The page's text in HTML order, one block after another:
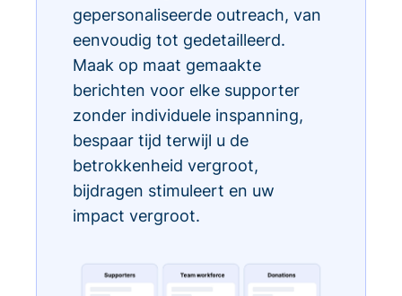
gepersonaliseerde outreach, van
eenvoudig tot gedetailleerd.
Maak op maat gemaakte
berichten voor elke supporter
zonder individuele inspanning,
bespaar tijd terwijl u de
betrokkenheid vergroot,
bijdragen stimuleert en uw
impact vergroot.